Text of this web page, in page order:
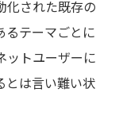
化された既存の
るテーマごとに
ットユーザーに
とは言い難い状